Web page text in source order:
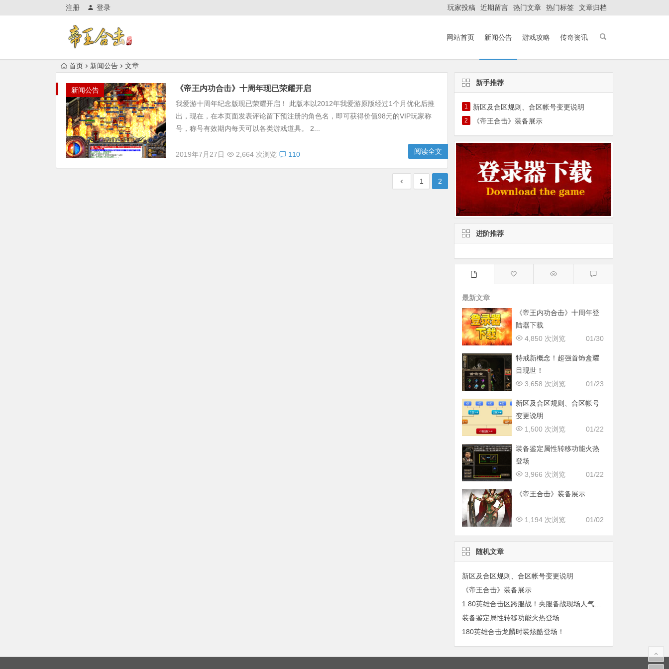
注册 登录 玩家投稿 近期留言 热门文章 热门标签 文章归档
网站首页 新闻公告 游戏攻略 传奇资讯
首页 新闻公告 文章
新闻公告 《帝王内功合击》十周年现已荣耀开启
我爱游十周年纪念版现已荣耀开启！ 此版本以2012年我爱游原版经过1个月优化后推
出，现在，在本页面发表评论留下预注册的角色名，即可获得价值98元的VIP玩家称
号，称号有效期内每天可以各类游戏道具。 2...
2019年7月27日 2,664 次浏览 110 阅读全文
1 2
新手推荐
1 新区及合区规则、合区帐号变更说明
2 《帝王合击》装备展示
进阶推荐
最新文章
《帝王内功合击》十周年登
陆器下载
01/30
4,850 次浏览
特戒新概念！超强首饰盒耀
目现世！
01/23
3,658 次浏览
新区及合区规则、合区帐号
变更说明
01/22
1,500 次浏览
装备鉴定属性转移功能火热
登场
01/22
3,966 次浏览
《帝王合击》装备展示
01/02
1,194 次浏览
随机文章
新区及合区规则、合区帐号变更说明
《帝王合击》装备展示
1.80英雄合击区跨服战！央服备战现场人气火爆！
装备鉴定属性转移功能火热登场
180英雄合击龙麟时装炫酷登场！